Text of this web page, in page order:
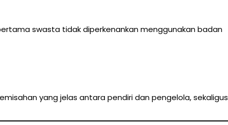
swasta tidak diperkenankan menggunakan badan
yang jelas antara pendiri dan pengelola, sekaligus